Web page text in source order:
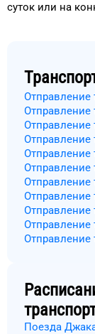
суток или на
Отправление
Отправление
Отправление
Отправление
Отправление
Отправление
Отправление
Отправление
Отправление
Отправление
Отправление
Поезда